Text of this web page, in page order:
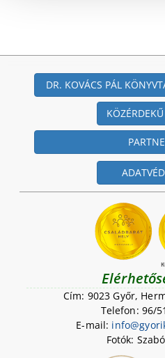
DR. KOVÁCS PÁL
Cím: 9023 Győr,
Telefon: 96/
E-mail: info@gyori
Fotók: